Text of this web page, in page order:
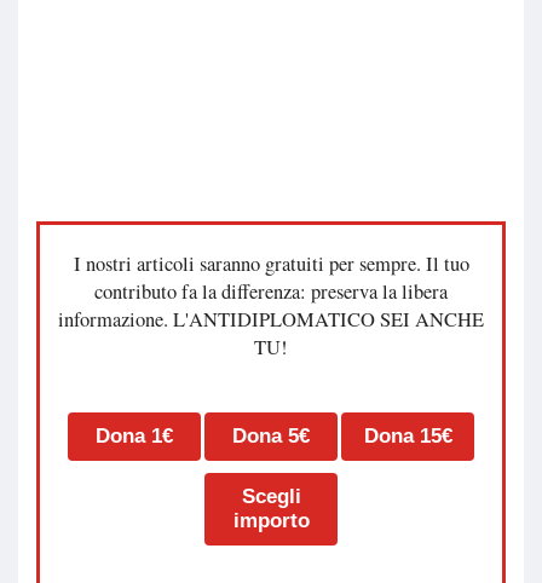
I nostri articoli saranno gratuiti per sempre. Il tuo
contributo fa la differenza: preserva la libera
informazione. L'ANTIDIPLOMATICO SEI ANCHE
TU!
Dona 1€ Dona 5€ Dona 15€
Scegli
importo